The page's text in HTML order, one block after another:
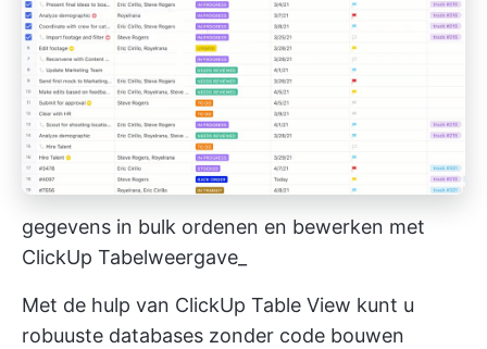
gegevens in bulk ordenen en bewerken met
ClickUp Tabelweergave_
Met de hulp van ClickUp Table View kunt u
robuuste databases zonder code bouwen